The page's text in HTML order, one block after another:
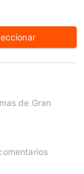
de Gran